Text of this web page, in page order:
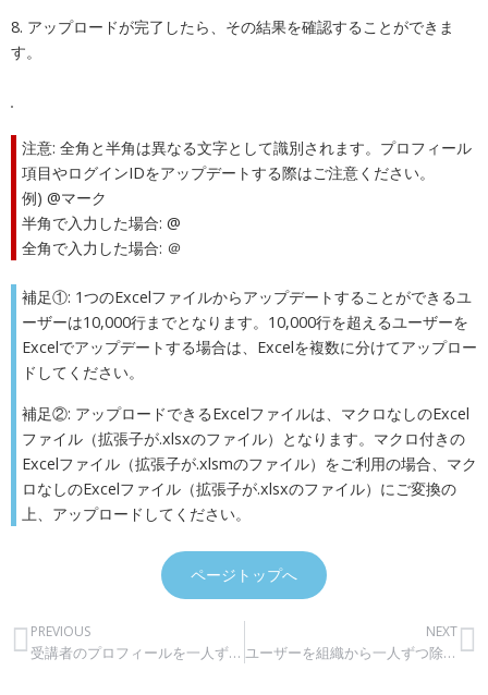
8. アップロードが完了したら、その結果を確認することができま
す。
注意: 全角と半角は異なる文字として識別されます。プロフィール
項目やログインIDをアップデートする際はご注意ください。
例) @マーク
半角で入力した場合: @
全角で入力した場合: ＠
補足①: 1つのExcelファイルからアップデートすることができるユ
ーザーは10,000行までとなります。10,000行を超えるユーザーを
Excelでアップデートする場合は、Excelを複数に分けてアップロー
ドしてください。
補足②: アップロードできるExcelファイルは、マクロなしのExcel
ファイル（拡張子が.xlsxのファイル）となります。マクロ付きの
Excelファイル（拡張子が.xlsmのファイル）をご利用の場合、マク
ロなしのExcelファイル（拡張子が.xlsxのファイル）にご変換の
上、アップロードしてください。
ページトップへ
PREVIOUS
受講者のプロフィールを一人ずつアップデートする
NEXT
ユーザーを組織から一人ずつ除外する